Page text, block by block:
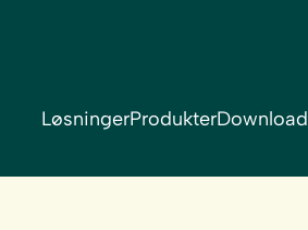
LøsningerProdukterDownload